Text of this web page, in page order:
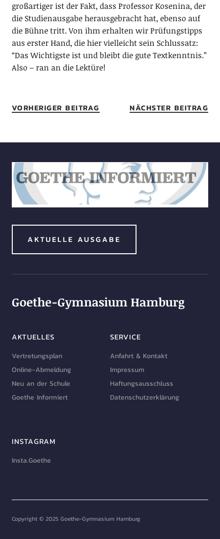
großartiger ist der Fakt, dass Professor Kosenina, der
die Studienausgabe herausgebracht hat, ebenso auf
die Bühne tritt. Von ihm erhalten wir Prüfungstipps
aus erster Hand, die hier vielleicht sein Schlussatz:
“Das Wichtigste ist und bleibt die gute Textkenntnis.”
Also – ran an die Lektüre!
VORHERIGER BEITRAG NÄCHSTER BEITRAG
AKTUELLE AUSGABE
Goethe-Gymnasium Hamburg
AKTUELLES
Vertretungsplan
Online-Abmeldung
Neu an der Schule
Goethe Informiert
SERVICE
Anfahrt & Kontakt
Impressum
Haftungsausschluss
Datenschutzerklärung
INSTAGRAM
Insta.Goethe
Copyright © 2025 Goethe-Gymnasium Hamburg